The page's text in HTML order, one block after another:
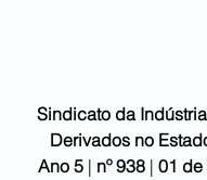
Sindicato da
Derivados no
Ano 5 | nº 938 | 01 de